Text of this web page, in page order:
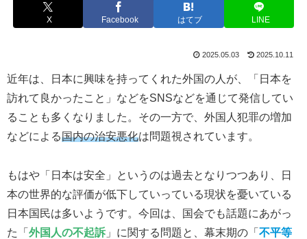
X Facebook はてブ LINE
2025.05.03 2025.10.11
近年は、日本に興味を持ってくれた外国の人が、「日本を
訪れて良かったこと」などをSNSなどを通じて発信してい
ることも多くなりました。その一方で、外国人犯罪の増加
などによる国内の治安悪化は問題視されています。
もはや「日本は安全」というのは過去となりつつあり、日
本の世界的な評価が低下していっている現状を憂いている
日本国民は多いようです。今回は、国会でも話題にあがっ
た「 外国人の不起訴 」に関する問題と、幕末期の「 不平等